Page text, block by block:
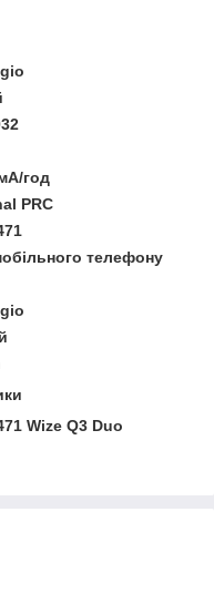
год
PRC
телефону
Wize Q3 Duo